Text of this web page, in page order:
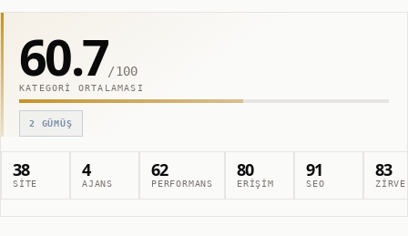
60.7/100
KATEGORI ORTALAMASI
2 GÜMÜŞ
38
SITE
4
AJANS
62
PERFORMANS
80
ERIŞIM
91
SEO
83
ZIRVE